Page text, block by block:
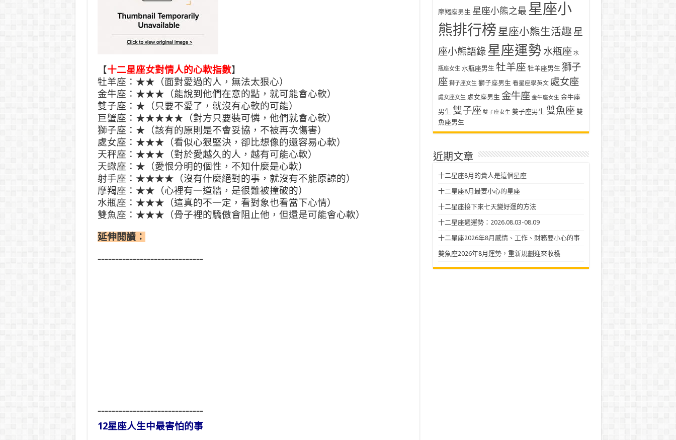
【十二星座女對情人的心軟指數】
牡羊座：★★（面對愛過的人，無法太狠心）
金牛座：★★★（能說到他們在意的點，就可能會心軟）
雙子座：★（只要不愛了，就沒有心軟的可能）
巨蟹座：★★★★★（對方只要裝可憐，他們就會心軟）
獅子座：★（該有的原則是不會妥協，不被再次傷害）
處女座：★★★（看似心狠堅決，卻比想像的還容易心軟）
天秤座：★★★（對於愛越久的人，越有可能心軟）
天蠍座：★（愛恨分明的個性，不知什麼是心軟）
射手座：★★★★（沒有什麼絕對的事，就沒有不能原諒的）
摩羯座：★★（心裡有一道牆，是很難被撞破的）
水瓶座：★★★（這真的不一定，看對象也看當下心情）
雙魚座：★★★（骨子裡的驕傲會阻止他，但還是可能會心軟）
延伸閱讀：
==============================
==============================
12星座人生中最害怕的事
摩羯座男生 星座小熊之最 星座小
熊排行榜 星座小熊生活趣 星
座小熊語錄星座運勢 水瓶座 水
瓶座女生 水瓶座男生 牡羊座 牡羊座男生 獅子
座 獅子座女生 獅子座男生 看星座學英文 處女座
處女座女生 處女座男生 金牛座 金牛座女生 金牛座
男生 雙子座 雙子座女生 雙子座男生 雙魚座 雙
魚座男生
近期文章
十二星座8月的貴人是這個星座
十二星座8月最要小心的星座
十二星座接下來七天變好運的方法
十二星座週運勢：2026.08.03-08.09
十二星座2026年8月感情、工作、財務要小心的事
雙魚座2026年8月運勢，重新規劃迎來收穫